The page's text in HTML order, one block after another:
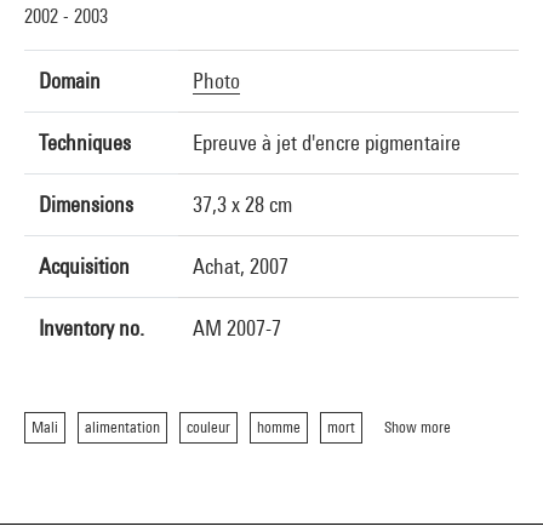
2002 - 2003
Domain Photo
Techniques Epreuve à jet d'encre pigmentaire
Dimensions 37,3 x 28 cm
Acquisition Achat, 2007
Inventory no. AM 2007-7
Mali alimentation couleur homme mort Show more